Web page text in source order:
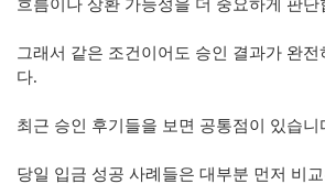
흐름이나 상환 가능성을 더 중요하게 판단
그래서 같은 조건이어도 승인 결과가 완전
다.
최근 승인 후기들을 보면 공통점이 있습니
당일 입금 성공 사례들은 대부분 먼저 비